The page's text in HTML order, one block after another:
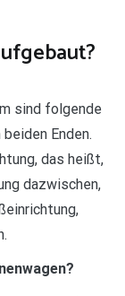
sind folgende
Enden.
das heißt,
dazwischen,